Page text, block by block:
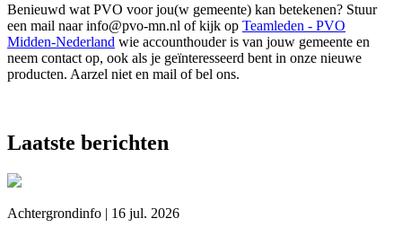
Benieuwd wat PVO voor jou(w gemeente) kan betekenen? Stuur
een mail naar info@pvo-mn.nl of kijk op Teamleden - PVO
Midden-Nederland wie accounthouder is van jouw gemeente en
neem contact op, ook als je geïnteresseerd bent in onze nieuwe
producten. Aarzel niet en mail of bel ons.
Laatste berichten
Achtergrondinfo | 16 jul. 2026